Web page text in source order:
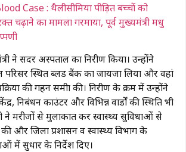
Case : थैलीसीमिया पीड़ित बच्चों को
चढ़ाने का मामला गरमाया, पूर्व मुख्यमंत्री मधु
ने सदर अस्पताल का निरीक्षण किया। उन्होंने
स्थित ब्लड बैंक का जायजा लिया और वहां
की गहन समीक्षा की। निरीक्षण के क्रम में उन्होंने
निबंधन काउंटर और विभिन्न वार्डों की स्थिति भी
ने मरीजों से मुलाकात कर स्वास्थ्य सुविधाओं से
की और जिला प्रशासन व स्वास्थ्य विभाग के
में सुधार के निर्देश दिए।